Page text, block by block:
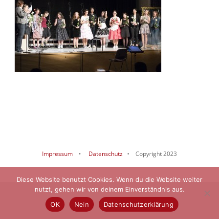
Impressum • Datenschutz • Copyright 2023
Diese Website benutzt Cookies. Wenn du die Website weiter
nutzt, gehen wir von deinem Einverständnis aus.
OK
Nein Datenschutzerklärung